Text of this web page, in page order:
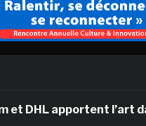
DHL apportent l’art